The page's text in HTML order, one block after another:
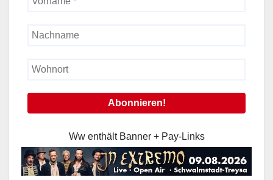
Ww enthält Banner + Pay-Links